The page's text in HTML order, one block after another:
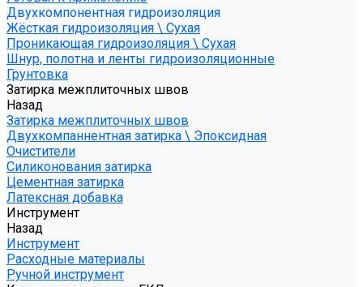
Двухкомпонентная гидроизоляция
Жёсткая гидроизоляция \ Сухая
Проникающая гидроизоляция \ Сухая
Шнур, полотна и ленты гидроизоляционные
Грунтовка
Затирка межплиточных швов
Назад
Затирка межплиточных швов
Двухкомпаннентная затирка \ Эпоксидная
Очистители
Силиконования затирка
Цементная затирка
Латексная добавка
Инструмент
Назад
Инструмент
Расходные материалы
Ручной инструмент